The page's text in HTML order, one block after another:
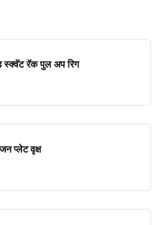
स्क्वॅट रॅक पुल अप रिग
प्लेट वृक्ष